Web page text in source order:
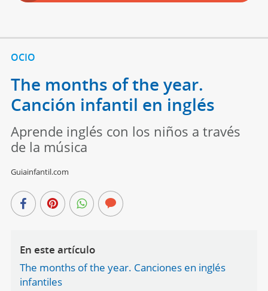
OCIO
The months of the year.
Canción infantil en inglés
Aprende inglés con los niños a través
de la música
Guiainfantil.com
En este artículo
The months of the year. Canciones en inglés
infantiles